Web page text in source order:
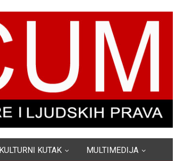
KULTURNI KUTAK MULTIMEDIJA